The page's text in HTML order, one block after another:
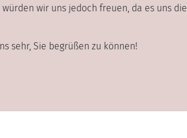
wir uns jedoch freuen, da es uns die
sehr, Sie begrüßen zu können!